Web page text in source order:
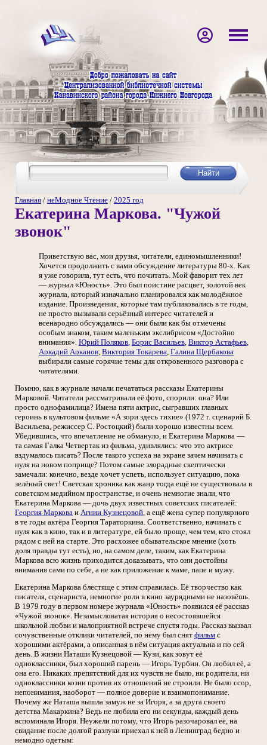
Главная / неМодное Чтение / 2025 год
Екатерина Маркова. "Чужой
звонок"
Приветствую вас, мои друзья, читатели, единомышленники!
Хочется продолжить с вами обсуждение литературы 80-х. Как
я уже говорила, тут есть, что почитать. Мой фаворит тех лет
— журнал «Юность». Это был поистине расцвет, золотой век
журнала, который изначально планировался как молодёжное
издание. Произведения, которые там публиковались в те годы,
не просто вызывали серьёзный интерес читателей и
всенародно обсуждались — они были как бы отмечены
особым знаком, таким маленьким экслибрисом «Достойно
внимания». Юрий Поляков, Борис Васильев, Виктор Астафьев,
Аркадий Арканов, Виктория Токарева, Галина Щербакова
выбирали самые горячие темы для откровенного разговора с
читателями.
Помню, как в журнале начали печататься рассказы Екатерины
Марковой. Читатели рассматривали её фото, спорили: она? Или
просто однофамилица? Имена пяти актрис, сыгравших главных
героинь в культовом фильме «А зори здесь тихие» (1972 г. сценарий Б.
Васильева, режиссер С. Ростоцкий) были хорошо известны всем.
Убедившись, что впечатление не обмануло, и Екатерина Маркова —
та самая Галка Четвертак из фильма, удивлялись: что это актрисе
вздумалось писать? После такого успеха на экране зачем начинать с
нуля на новом поприще? Потом самые злорадные скептически
замечали: конечно, везде хочет успеть, использует ситуацию, пока
зелёный свет! Светская хроника как жанр тогда ещё не существовала в
советском медийном пространстве, и очень немногие знали, что
Екатерина Маркова — дочь двух известных советских писателей:
Георгия Маркова и Агнии Кузнецовой, а ещё жена супер популярного
в те годы актёра Георгия Тараторкина. Соответственно, начинать с
нуля как в кино, так и в литературе, ей было проще, чем тем, кто стоял
рядом с ней на старте. Это расхожее обывательское мнение (хоть
доля правды тут есть), но, на самом деле, таким, как Екатерина
Маркова всю жизнь приходится доказывать, что они достойны
внимания сами по себе, а не как приложение к маме, папе и мужу.
Екатерина Маркова блестяще с этим справилась. Её творчество как
писателя, сценариста, немногие роли в кино заурядными не назовёшь.
В 1979 году в первом номере журнала «Юность» появился её рассказ
«Чужой звонок». Незамысловатая история о несостоявшейся
школьной любви и малоприятной встрече спустя годы. Рассказ вызвал
сочувственные отклики читателей, по нему был снят фильм с
хорошими актёрами, а описанная в нём ситуация актуальна и по сей
день. В жизни Наташи Кузнецовой — Кузи, как зовут её
одноклассники, был хороший парень — Игорь Турбин. Он любил её, а
она его. Никаких препятствий для их чувств не было, ни родители, ни
одноклассники козни против их отношений не строили. Не было ссор,
непонимания, наоборот — полное доверие и взаимопонимание.
Почему же Наташа вышла замуж не за Игоря, а за друга своего
детства Макаркина? Ведь не любила его ни секунды, каждый день
вспоминала Игоря. Неужели потому, что Игорь разочаровал её, на
свидание после долгой разлуки приехал к ней в Ленинград бедно и
немодно одетым: